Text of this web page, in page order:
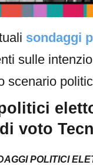
sondaggi
sulle
scenario
voto
POLITICI